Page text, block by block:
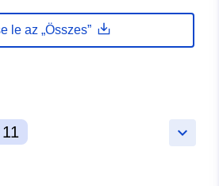
le az „Összes”
keyboard_arrow_down
11